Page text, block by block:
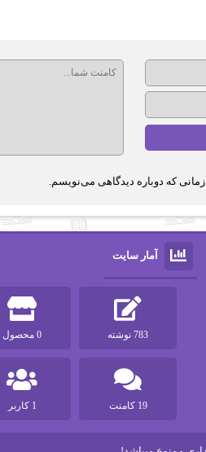
که دوباره دیدگاهی می‌نویسم.
آمار سایت
783 نوشته 0 محصول
19 کامنت 1 کاربر